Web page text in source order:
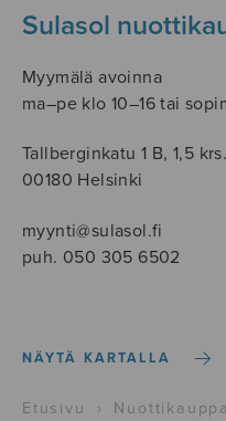
Sulasol
Myymälä avoinna
ma–pe klo 10–16 tai
Tallberginkatu 1 B, 1,5 krs.
00180 Helsinki
myynti@sulasol.fi
puh. 050 305 6502
NÄYTÄ KARTALLA
Etusivu › Nuottikauppa